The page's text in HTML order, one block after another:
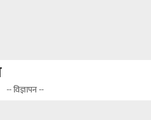
-- विज्ञापन --